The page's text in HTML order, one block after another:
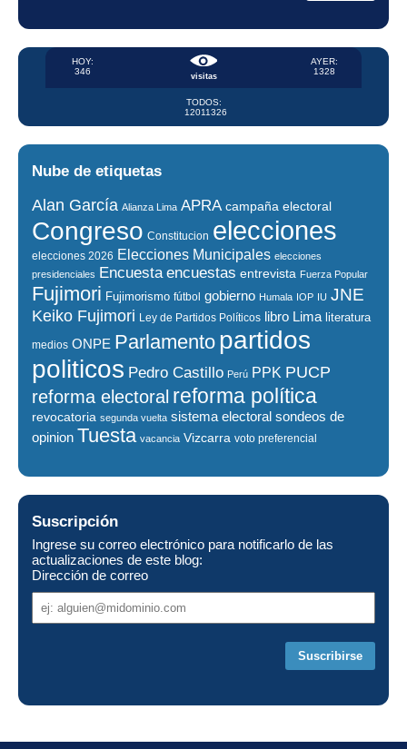
visitas
HOY:
346
AYER:
1328
TODOS:
12011326
Nube de etiquetas
Alan García Alianza Lima APRA campaña electoral
Congreso Constitucion elecciones
elecciones 2026 Elecciones Municipales elecciones
presidenciales
Encuesta encuestas entrevista Fuerza Popular
Fujimori Fujimorismo fútbol gobierno Humala IOP IU JNE
Keiko Fujimori Ley de Partidos Políticos libro Lima literatura
medios ONPE Parlamento partidos
politicos Pedro Castillo Perú PPK PUCP
reforma electoral reforma política
revocatoria segunda vuelta sistema electoral sondeos de
opinion Tuesta vacancia Vizcarra voto preferencial
Suscripción
Ingrese su correo electrónico para notificarlo de las
actualizaciones de este blog:
Dirección de correo
de